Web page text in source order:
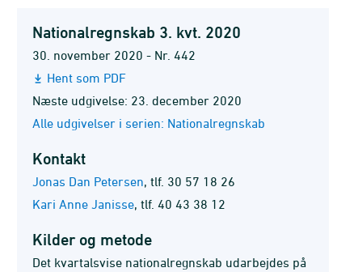
Nationalregnskab 3. kvt. 2020
30. november 2020 - Nr. 442
Hent som PDF
Næste udgivelse: 23. december 2020
Alle udgivelser i serien: Nationalregnskab
Kontakt
Jonas Dan Petersen, tlf. 30 57 18 26
Kari Anne Janisse, tlf. 40 43 38 12
Kilder og metode
Det kvartalsvise nationalregnskab udarbejdes på